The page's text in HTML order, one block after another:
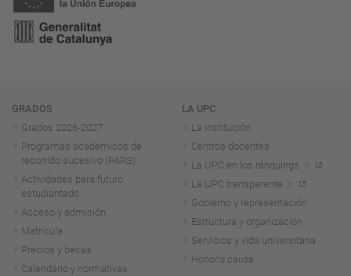
Navegación
GRADOS
Grados 2026-2027
Programas académicos de
recorrido sucesivo (PARS)
Actividades para futuro
estudiantado
Acceso y admisión
Matrícula
Precios y becas
Calendario y normativas
LA UPC
La institución
Centros docentes
La UPC en los ránquings
La UPC transparente
Gobierno y representación
Estructura y organización
Servicios y vida universitaria
Honoris causa